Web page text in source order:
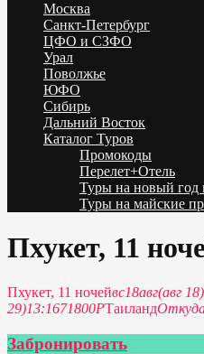
Низкие цены на путевки 3-7-
море. Распродажа
Обновление каждый день.
Москва
Санкт-Петербург
ЦФО и СЗФО
Урал
Поволжье
ЮФО
Сибирь
Дальний Восток
Каталог Туров
Промокоды
Перелет+Отель
Туры на новый год
Туры на майские
Пхукет, 11
Пхукет, 11 ночейвс18авг(авг 18)
29)13:1671800РТаиланд
Забронировать